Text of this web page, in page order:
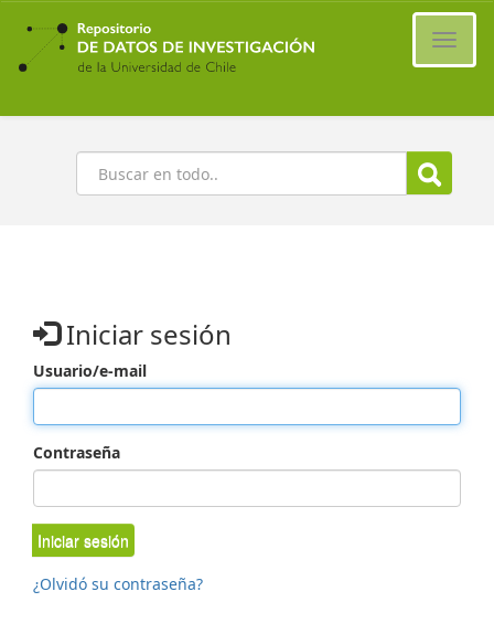
Ir
contenido
principal
Buscar
Iniciar sesión
Usuario/e-mail
Contraseña
Iniciar sesión
¿Olvidó su contraseña?